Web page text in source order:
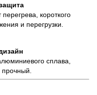
короткого
и перегрузки.
сплава,